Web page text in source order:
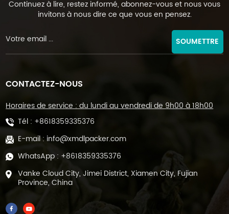
Continuez à lire, restez informé, abonnez-vous et nous vous
invitons à nous dire ce que vous en pensez.
SOUMETTRE
CONTACTEZ-NOUS
Horaires de service : du lundi au vendredi de 9h00 à 18h00
Tél : +8618359335376
E-mail : info@xmdlpacker.com
WhatsApp : +8618359335376
Vanke Cloud City, Jimei District, Xiamen City, Fujian
Province, China